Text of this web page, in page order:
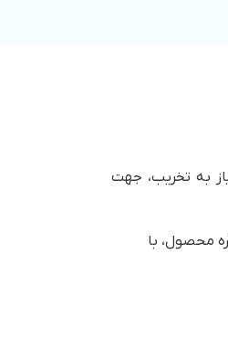
به تخریب، جهت
درباره محصول، با